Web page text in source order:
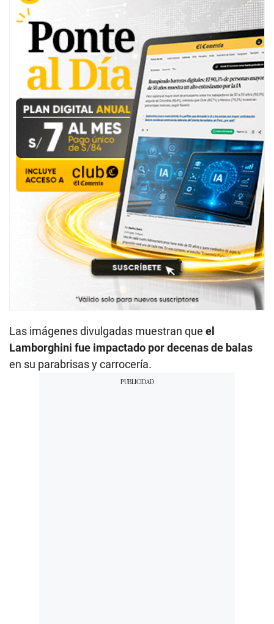
Las imágenes divulgadas muestran que el
Lamborghini fue impactado por decenas de balas
en su parabrisas y carrocería.